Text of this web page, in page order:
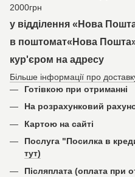
2000грн
у відділення «Нова
в поштомат«Нова
кур'єром на адресу
Більше інформації про
Готівкою при отриманні
На розрахунковий
Картою на сайті
Послуга "Посилка в
тут)
Післяплата (оплата при